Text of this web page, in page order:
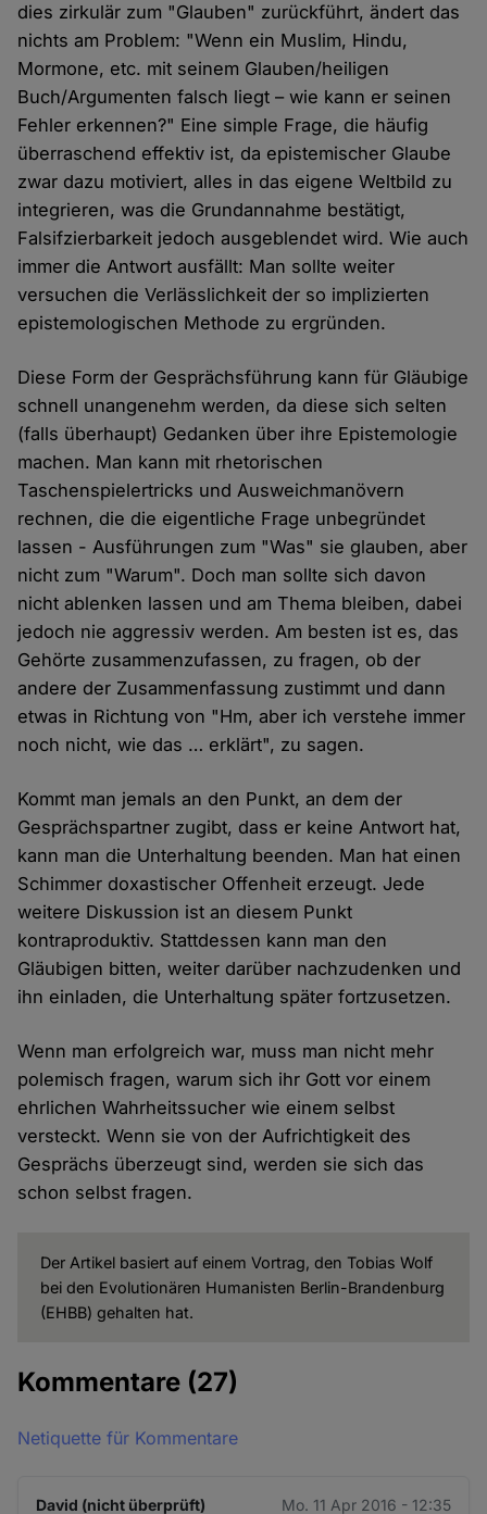
dies zirkulär zum "Glauben" zurückführt, ändert das
nichts am Problem: "Wenn ein Muslim, Hindu,
Mormone, etc. mit seinem Glauben/heiligen
Buch/Argumenten falsch liegt – wie kann er seinen
Fehler erkennen?" Eine simple Frage, die häufig
überraschend effektiv ist, da epistemischer Glaube
zwar dazu motiviert, alles in das eigene Weltbild zu
integrieren, was die Grundannahme bestätigt,
Falsifzierbarkeit jedoch ausgeblendet wird. Wie auch
immer die Antwort ausfällt: Man sollte weiter
versuchen die Verlässlichkeit der so implizierten
epistemologischen Methode zu ergründen.
Diese Form der Gesprächsführung kann für Gläubige
schnell unangenehm werden, da diese sich selten
(falls überhaupt) Gedanken über ihre Epistemologie
machen. Man kann mit rhetorischen
Taschenspielertricks und Ausweichmanövern
rechnen, die die eigentliche Frage unbegründet
lassen - Ausführungen zum "Was" sie glauben, aber
nicht zum "Warum". Doch man sollte sich davon
nicht ablenken lassen und am Thema bleiben, dabei
jedoch nie aggressiv werden. Am besten ist es, das
Gehörte zusammenzufassen, zu fragen, ob der
andere der Zusammenfassung zustimmt und dann
etwas in Richtung von "Hm, aber ich verstehe immer
noch nicht, wie das … erklärt", zu sagen.
Kommt man jemals an den Punkt, an dem der
Gesprächspartner zugibt, dass er keine Antwort hat,
kann man die Unterhaltung beenden. Man hat einen
Schimmer doxastischer Offenheit erzeugt. Jede
weitere Diskussion ist an diesem Punkt
kontraproduktiv. Stattdessen kann man den
Gläubigen bitten, weiter darüber nachzudenken und
ihn einladen, die Unterhaltung später fortzusetzen.
Wenn man erfolgreich war, muss man nicht mehr
polemisch fragen, warum sich ihr Gott vor einem
ehrlichen Wahrheitssucher wie einem selbst
versteckt. Wenn sie von der Aufrichtigkeit des
Gesprächs überzeugt sind, werden sie sich das
schon selbst fragen.
Der Artikel basiert auf einem Vortrag, den Tobias Wolf
bei den Evolutionären Humanisten Berlin-Brandenburg
(EHBB) gehalten hat.
Kommentare (27)
Netiquette für Kommentare
David (nicht überprüft) Mo. 11 Apr 2016 - 12:35